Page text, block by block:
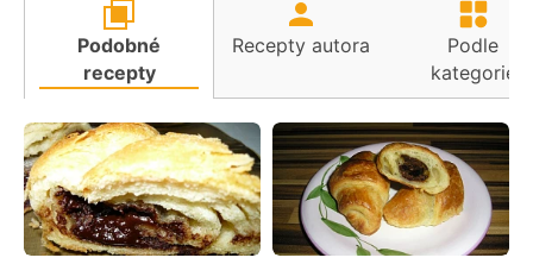
Podobné
recepty
Recepty autora
Podle
kategorie